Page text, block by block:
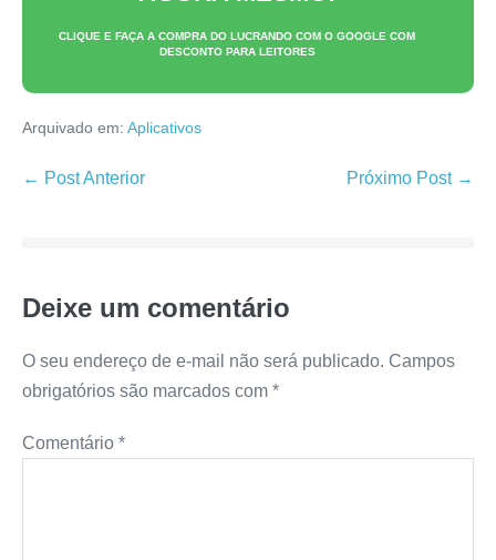
CLIQUE E FAÇA A COMPRA DO LUCRANDO COM O GOOGLE COM
DESCONTO PARA LEITORES
Arquivado em: Aplicativos
Navegação
← Post Anterior Próximo Post →
Deixe um comentário
O seu endereço de e-mail não será publicado. Campos
obrigatórios são marcados com *
Comentário *